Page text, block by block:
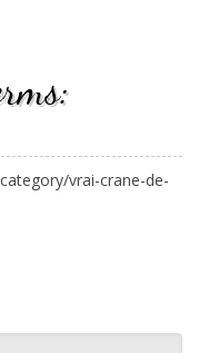
vrai-crane-de-